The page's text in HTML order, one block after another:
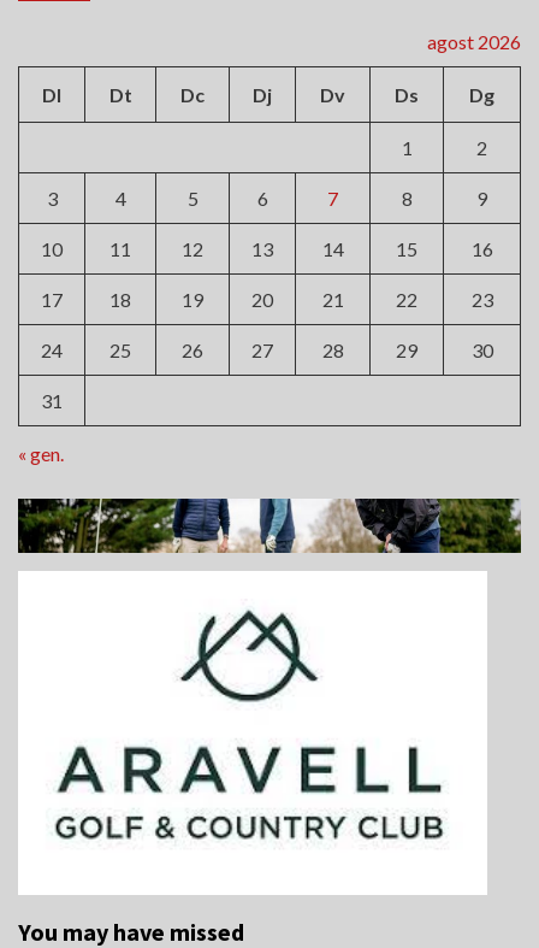
agost 2026
Dl Dt Dc Dj Dv Ds Dg
1 2
3 4 5 6 7 8 9
10 11 12 13 14 15 16
17 18 19 20 21 22 23
24 25 26 27 28 29 30
31
« gen.
You may have missed